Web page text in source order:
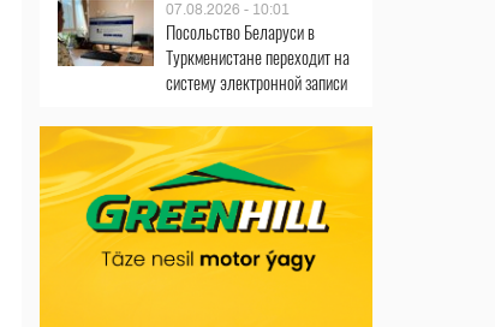
07.08.2026 - 10:01
Посольство Беларуси в
Туркменистане переходит на
систему электронной записи